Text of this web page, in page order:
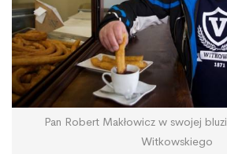
Pan Robert Makłowicz w swojej
Witkowskiego